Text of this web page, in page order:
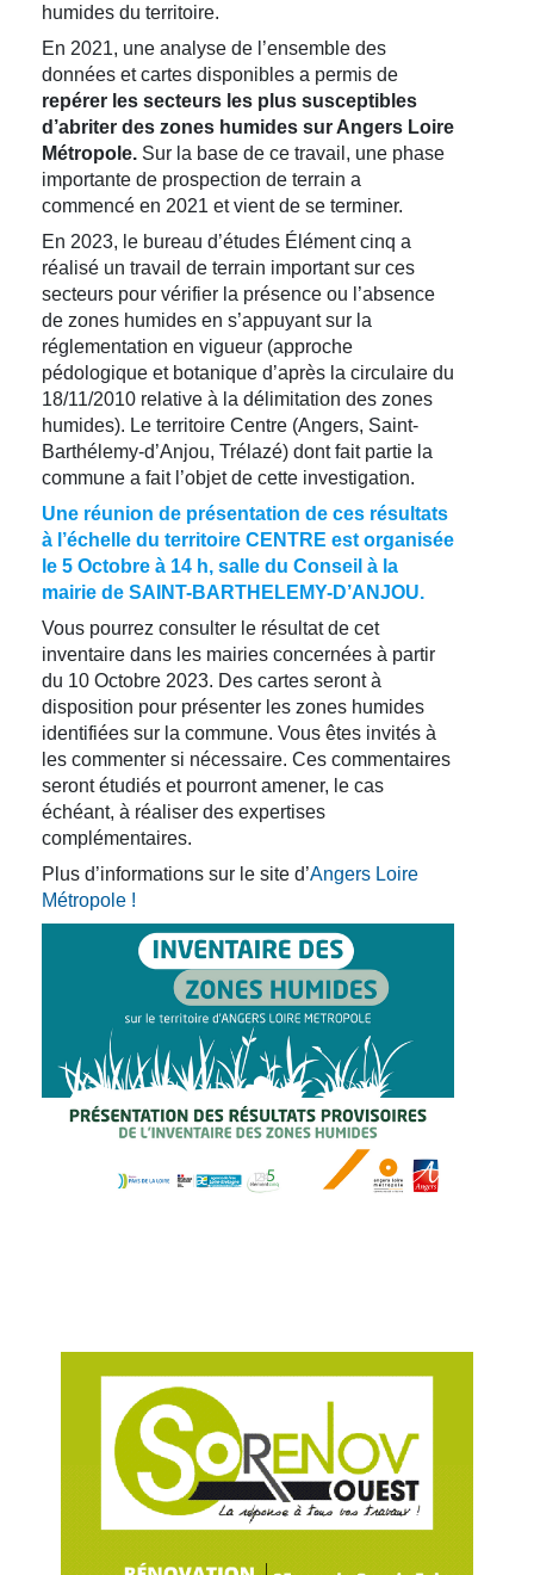
humides du territoire.
En 2021, une analyse de l’ensemble des
données et cartes disponibles a permis de
repérer les secteurs les plus susceptibles
d’abriter des zones humides sur Angers Loire
Métropole. Sur la base de ce travail, une phase
importante de prospection de terrain a
commencé en 2021 et vient de se terminer.
En 2023, le bureau d’études Élément cinq a
réalisé un travail de terrain important sur ces
secteurs pour vérifier la présence ou l’absence
de zones humides en s’appuyant sur la
réglementation en vigueur (approche
pédologique et botanique d’après la circulaire du
18/11/2010 relative à la délimitation des zones
humides). Le territoire Centre (Angers, Saint-
Barthélemy-d’Anjou, Trélazé) dont fait partie la
commune a fait l’objet de cette investigation.
Une réunion de présentation de ces résultats
à l’échelle du territoire CENTRE est organisée
le 5 Octobre à 14 h, salle du Conseil à la
mairie de SAINT-BARTHELEMY-D’ANJOU.
Vous pourrez consulter le résultat de cet
inventaire dans les mairies concernées à partir
du 10 Octobre 2023. Des cartes seront à
disposition pour présenter les zones humides
identifiées sur la commune. Vous êtes invités à
les commenter si nécessaire. Ces commentaires
seront étudiés et pourront amener, le cas
échéant, à réaliser des expertises
complémentaires.
Plus d’informations sur le site d’Angers Loire
Métropole !